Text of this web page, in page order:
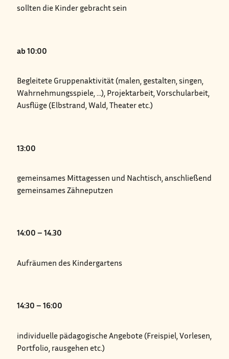
sollten die Kinder gebracht sein
ab 10:00
Begleitete Gruppenaktivität (malen, gestalten, singen,
Wahrnehmungsspiele, …), Projektarbeit, Vorschularbeit,
Ausflüge (Elbstrand, Wald, Theater etc.)
13:00
gemeinsames Mittagessen und Nachtisch, anschließend
gemeinsames Zähneputzen
14:00 – 14.30
Aufräumen des Kindergartens
14:30 – 16:00
individuelle pädagogische Angebote (Freispiel, Vorlesen,
Portfolio, rausgehen etc.)